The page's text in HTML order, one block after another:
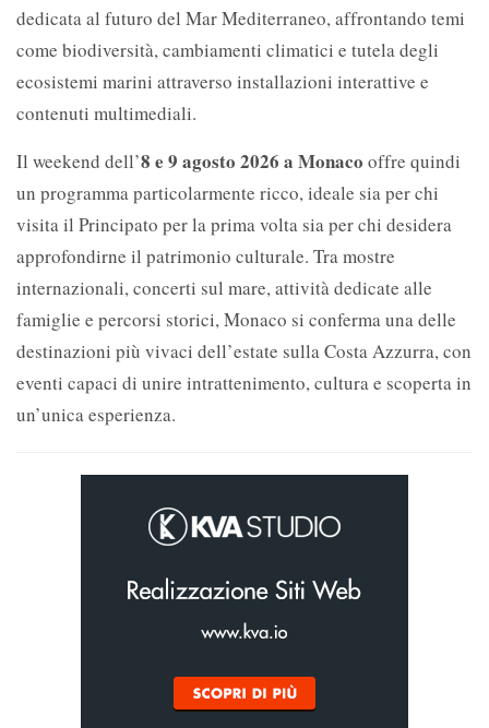
dedicata al futuro del Mar Mediterraneo, affrontando temi
come biodiversità, cambiamenti climatici e tutela degli
ecosistemi marini attraverso installazioni interattive e
contenuti multimediali.
Il weekend dell’8 e 9 agosto 2026 a Monaco offre quindi
un programma particolarmente ricco, ideale sia per chi
visita il Principato per la prima volta sia per chi desidera
approfondirne il patrimonio culturale. Tra mostre
internazionali, concerti sul mare, attività dedicate alle
famiglie e percorsi storici, Monaco si conferma una delle
destinazioni più vivaci dell’estate sulla Costa Azzurra, con
eventi capaci di unire intrattenimento, cultura e scoperta in
un’unica esperienza.